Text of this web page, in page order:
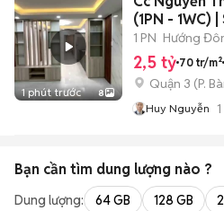
1 phút trước 8
(1PN - 1WC) |
1 PN Hướng
2,5 tỷ 70 tr/m²
Quận 3 (P.
Huy Nguyễn 1
Bạn cần tìm dung lượng nào ?
Dung lượng: 64 GB 128 GB